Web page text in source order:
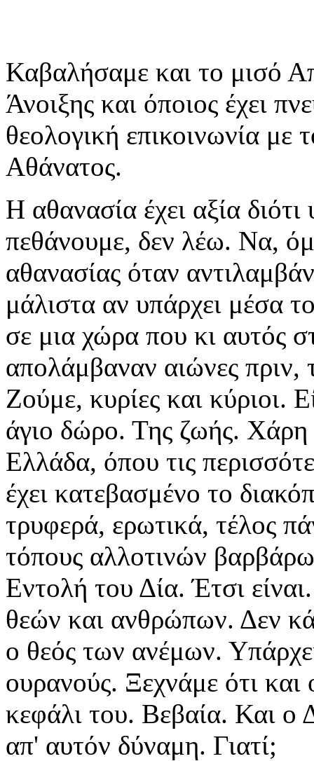
Καβαλήσαμε και το μισό
Άνοιξης και όποιος έχει
θεολογική επικοινωνία με
Αθάνατος.
Η αθανασία έχει αξία
πεθάνουμε, δεν λέω. Να,
αθανασίας όταν
μάλιστα αν υπάρχει μέσα
σε μια χώρα που κι αυτός
απολάμβαναν αιώνες πριν,
Ζούμε, κυρίες και κύριοι.
άγιο δώρο. Της ζωής.
Ελλάδα, όπου τις
έχει κατεβασμένο το
τρυφερά, ερωτικά, τέλος
τόπους αλλοτινών
Εντολή του Δία.Έτσι
θεών και ανθρώπων. Δεν
ο θεός των ανέμων.
ουρανούς. Ξεχνάμε ότι
κεφάλι του. Βεβαία. Και ο
απ' αυτόν δύναμη. Γιατί;